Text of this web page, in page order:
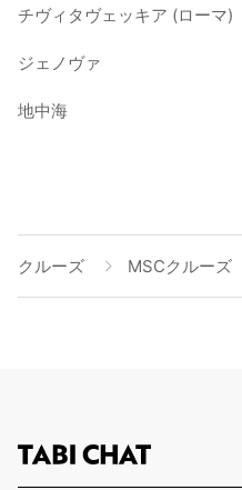
チヴィタヴェッキア (ローマ)
ジェノヴァ
地中海
クルーズ MSCクルーズ